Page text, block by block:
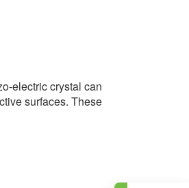
electric crystal can
surfaces. These